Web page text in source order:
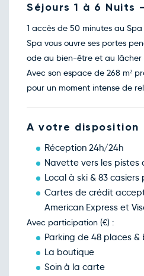
Séjours 1 à 6 Nuits
1 accès de 50 minutes au
Spa vous ouvre ses portes
ode au bien-être et au lâcher
Avec son espace de 268 m²
pour un moment intense de
A votre disposition
Réception 24h/24h
Navette vers les pistes
Local à ski & 83
Cartes de crédit
American Express et
Avec participation (€) :
Parking de 48 places
La boutique
Soin à la carte